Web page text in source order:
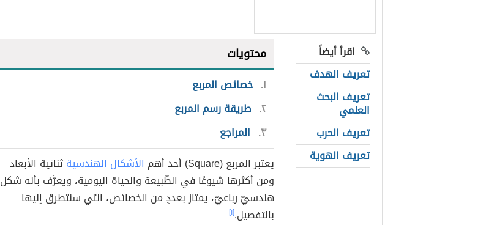
اقرأ أيضاً
تعريف الهدف
تعريف البحث
العلمي
تعريف الحرب
تعريف الهوية
محتويات
١ خصائص المربع
٢ طريقة رسم المربع
٣ المراجع
يعتبر المربع (Square) أحد أهم
الأشكال الهندسيةثنائية الأبعاد
ومن أكثرها شيوعًا في الطّبيعة والحياة اليومية، ويعرَّف بأنه شكل
هندسيّ رباعيّ، يمتاز بعددٍ من الخصائص، التي سنتطرق إليها
بالتفصيل.[١]